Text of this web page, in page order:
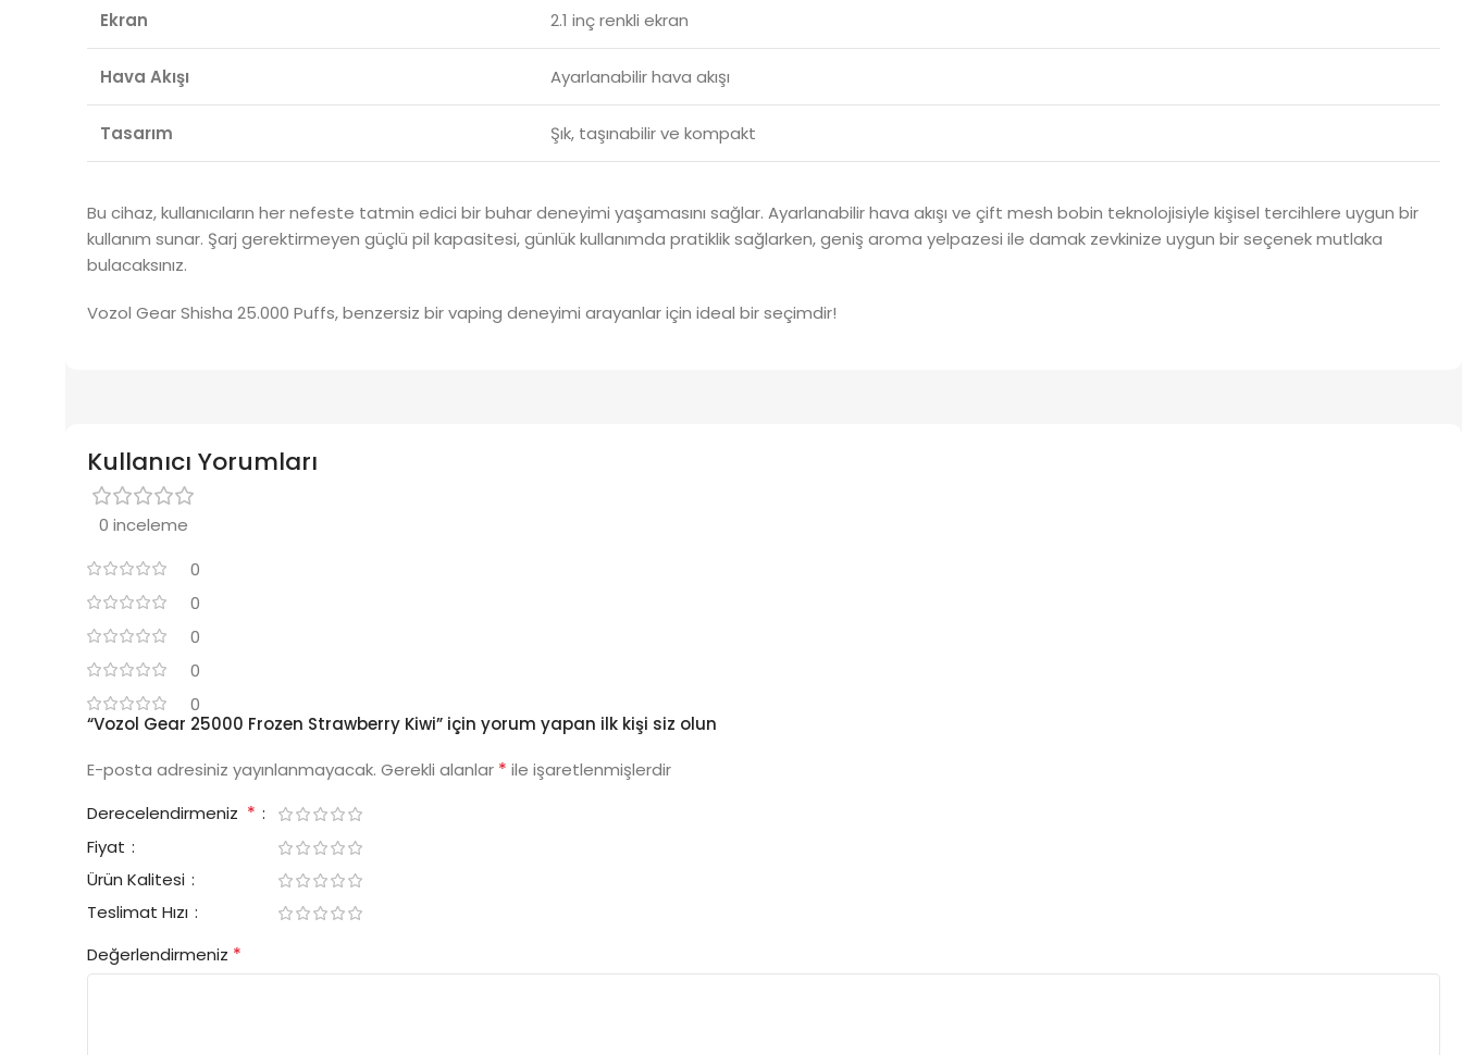
Ekran 2.1 inç renkli ekran
Hava Akışı Ayarlanabilir hava akışı
Tasarım Şık, taşınabilir ve kompakt
Bu cihaz, kullanıcıların her nefeste tatmin edici bir buhar deneyimi yaşamasını sağlar. Ayarlanabilir hava akışı ve çift mesh bobin teknolojisiyle kişisel tercihlere uygun bir
kullanım sunar. Şarj gerektirmeyen güçlü pil kapasitesi, günlük kullanımda pratiklik sağlarken, geniş aroma yelpazesi ile damak zevkinize uygun bir seçenek mutlaka
bulacaksınız.
Vozol Gear Shisha 25.000 Puffs, benzersiz bir vaping deneyimi arayanlar için ideal bir seçimdir!
Kullanıcı Yorumları
0 inceleme
0
0
0
0
0
“Vozol Gear 25000 Frozen Strawberry Kiwi” için yorum yapan ilk kişi siz olun
E-posta adresiniz yayınlanmayacak. Gerekli alanlar * ile işaretlenmişlerdir
Derecelendirmeniz *
Fiyat
Ürün Kalitesi
Teslimat Hızı
Değerlendirmeniz *